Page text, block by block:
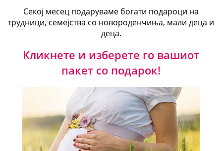
Секој месец подаруваме богати подароци на
трудници, семејства со новороденчиња, мали деца и
деца.
Кликнете и изберете го вашиот
пакет со подарок!